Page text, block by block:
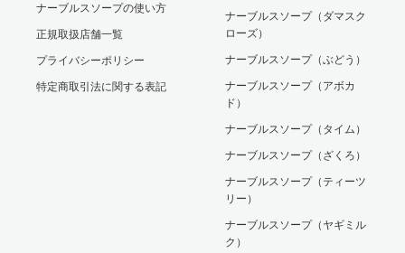
ナーブルスソープの使い方
正規取扱店舗一覧
プライバシーポリシー
特定商取引法に関する表記
ナーブルスソープ（ダマスク
ローズ）
ナーブルスソープ（ぶどう）
ナーブルスソープ（アボカ
ド）
ナーブルスソープ（タイム）
ナーブルスソープ（ざくろ）
ナーブルスソープ（ティーツ
リー）
ナーブルスソープ（ヤギミル
ク）